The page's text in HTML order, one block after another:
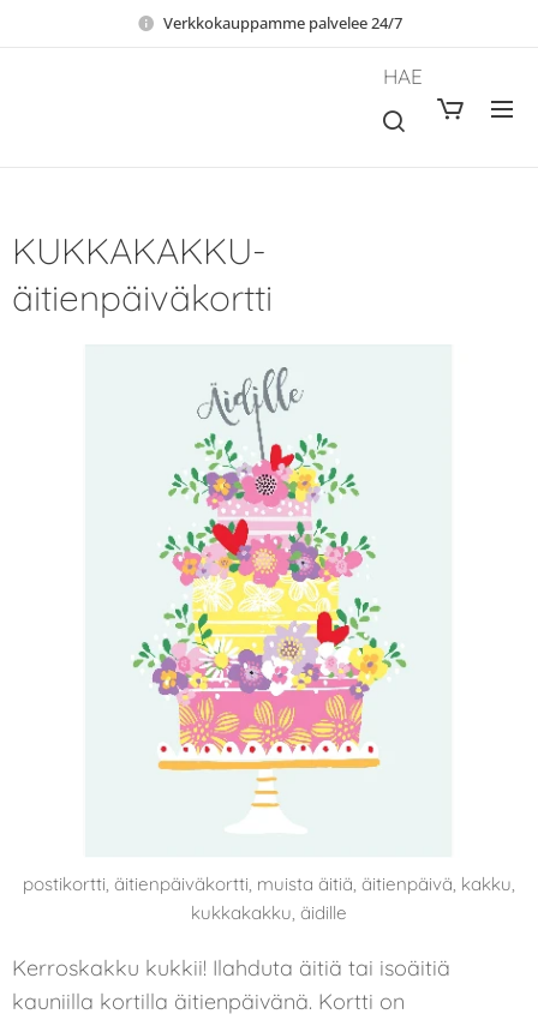
Verkkokauppamme palvelee 24/7
HAE
KUKKAKAKKU-
äitienpäiväkortti
postikortti, äitienpäiväkortti, muista äitiä, äitienpäivä, kakku,
kukkakakku, äidille
Kerroskakku kukkii! Ilahduta äitiä tai isoäitiä
kauniilla kortilla äitienpäivänä. Kortti on